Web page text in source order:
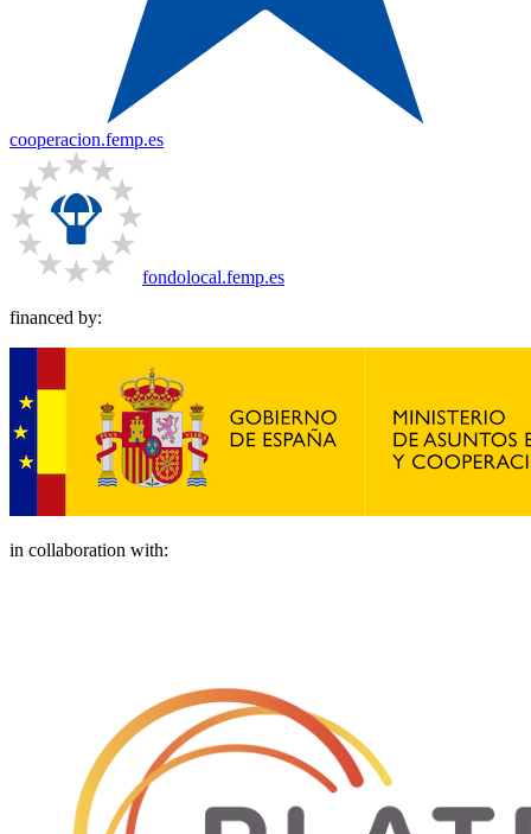
cooperacion.femp.es
fondolocal.femp.es
financed by:
in collaboration with: